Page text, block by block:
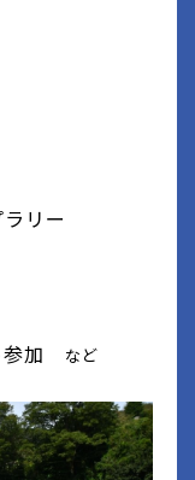
リー
参加 など